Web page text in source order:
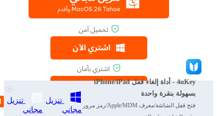
4uKey - أداة إلغاء قفل iPhone/iPad
بسهولة بنقرة واحدة
فتح قفل الشاشة/معرف Apple/MDM/رمز مرور
تنزيل
مجاني
تنزيل
مجاني